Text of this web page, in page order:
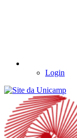
Login